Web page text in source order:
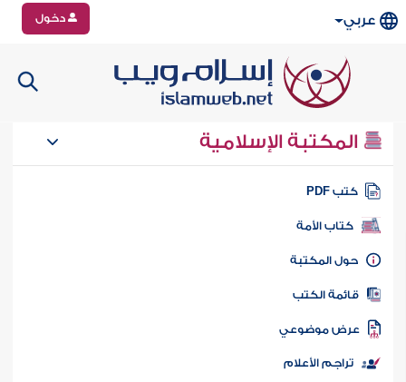
عربي دخول
المكتبة الإسلامية
كتب PDF
كتاب الأمة
المكتبة
الكتب
موضوعي